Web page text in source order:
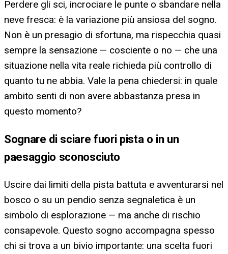
Perdere gli sci, incrociare le punte o sbandare nella
neve fresca: è la variazione più ansiosa del sogno.
Non è un presagio di sfortuna, ma rispecchia quasi
sempre la sensazione — cosciente o no — che una
situazione nella vita reale richieda più controllo di
quanto tu ne abbia. Vale la pena chiedersi: in quale
ambito senti di non avere abbastanza presa in
questo momento?
Sognare di sciare fuori pista o in un
paesaggio sconosciuto
Uscire dai limiti della pista battuta e avventurarsi nel
bosco o su un pendio senza segnaletica è un
simbolo di esplorazione — ma anche di rischio
consapevole. Questo sogno accompagna spesso
chi si trova a un bivio importante: una scelta fuori